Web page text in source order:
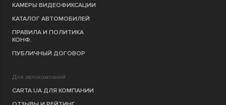
КАМЕРЫ ВИДЕОФИКСАЦИИ
КАТАЛОГ АВТОМОБИЛЕЙ
ПРАВИЛА И ПОЛИТИКА
КОНФ.
ПУБЛИЧНЫЙ ДОГОВОР
Для автокомпаний
CARTA.UA ДЛЯ КОМПАНИИ